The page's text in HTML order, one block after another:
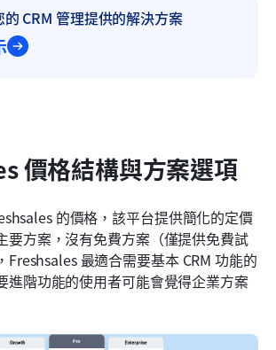
CRM 管理提供的解決方案
價格結構與方案選項
的價格，該平台提供簡化的定價
要方案，沒有免費方案（僅提供免費試
Freshsales 最適合需要基本 CRM 功能的
進階功能的使用者可能會覺得企業方案